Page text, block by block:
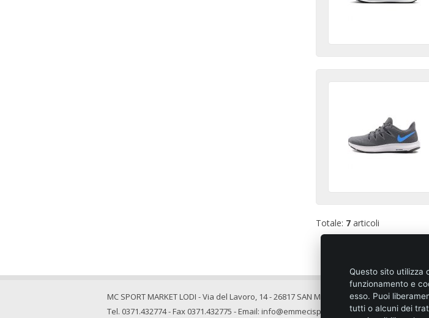
Totale: 7 articoli
Questo sito utilizza
funzionamento e
esso. Puoi
tutti o alcuni dei
MC SPORT MARKET LODI - Via del Lavoro, 14 - 26817 SAN MARTINO IN STRADA (LO)
Tel. 0371.432774 - Fax 0371.432775 - Email: info@emmecisport.com